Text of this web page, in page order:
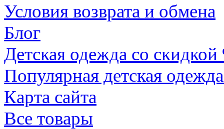
Условия возврата и обмена
Блог
Детская одежда со скидкой
Популярная детская
Карта сайта
Все товары